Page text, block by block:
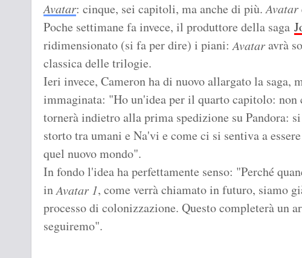
Avatar: cinque, sei capitoli, ma anche di più.Avatar
Poche settimane fa invece, il produttore della saga
ridimensionato (si fa per dire) i piani: Avataravrà
classica delle trilogie.
Ieri invece, Cameron ha di nuovo allargato la saga,
immaginata: "Ho un'idea per il quarto capitolo: non
tornerà indietro alla prima spedizione su Pandora:
storto tra umani e Na'vi e come ci si sentiva a
quel nuovo mondo".
In fondo l'idea ha perfettamente senso: "Perché
inAvatar 1, come verrà chiamato in futuro, siamo
processo di colonizzazione. Questo completerà un
seguiremo".